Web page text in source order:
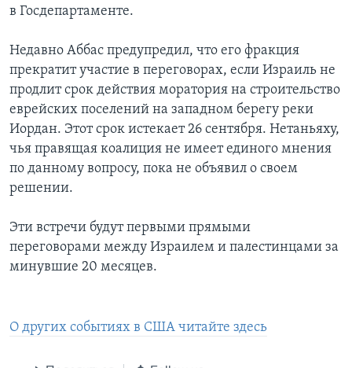
в Госдепартаменте.
Недавно Аббас предупредил, что его фракция
прекратит участие в переговорах, если Израиль не
продлит срок действия моратория на строительство
еврейских поселений на западном берегу реки
Иордан. Этот срок истекает 26 сентября. Нетаньяху,
чья правящая коалиция не имеет единого мнения
по данному вопросу, пока не объявил о своем
решении.
Эти встречи будут первыми прямыми
переговорами между Израилем и палестинцами за
минувшие 20 месяцев.
О других событиях в США читайте здесь